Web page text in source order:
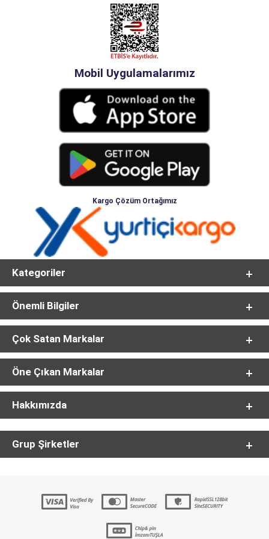
Mobil Uygulamalarımız
Kargo Çözüm Ortağımız
Kategoriler
Önemli Bilgiler
Çok Satan Markalar
Öne Çıkan Markalar
Hakkımızda
Grup Şirketler